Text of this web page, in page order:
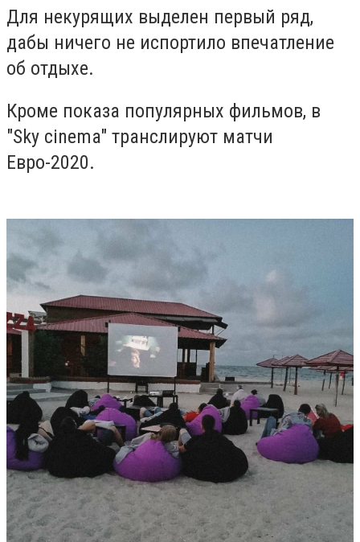
Для некурящих выделен первый ряд,
дабы ничего не испортило впечатление
об отдыхе.
Кроме показа популярных фильмов, в
"Sky cinema" транслируют матчи
Евро-2020.